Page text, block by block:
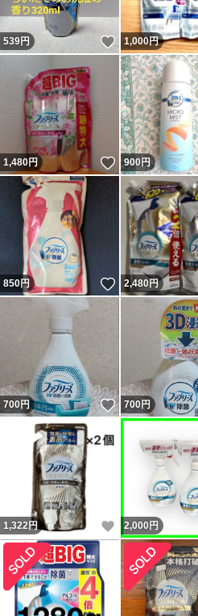
539円 いいね！
1,000円
1,480円 いいね！
900円
850円 いいね！
2,480円
700円 いいね！
700円
1,322円 いいね！
2,000 円